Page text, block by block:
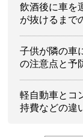
飲酒後に車を
が抜けるまで
子供が隣の車
の注意点と予
軽自動車とコ
持費などの違